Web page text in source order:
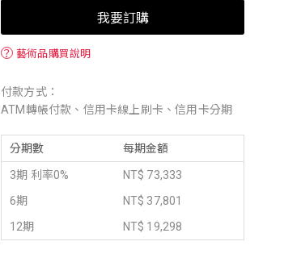
我要訂購
？ 藝術品購買說明
付款方式：
ATM轉帳付款、信用卡線上刷卡、信用卡分期
分期數 每期金額
3期 利率0%
NT$ 73,333
6期
NT$ 37,801
12期
NT$ 19,298